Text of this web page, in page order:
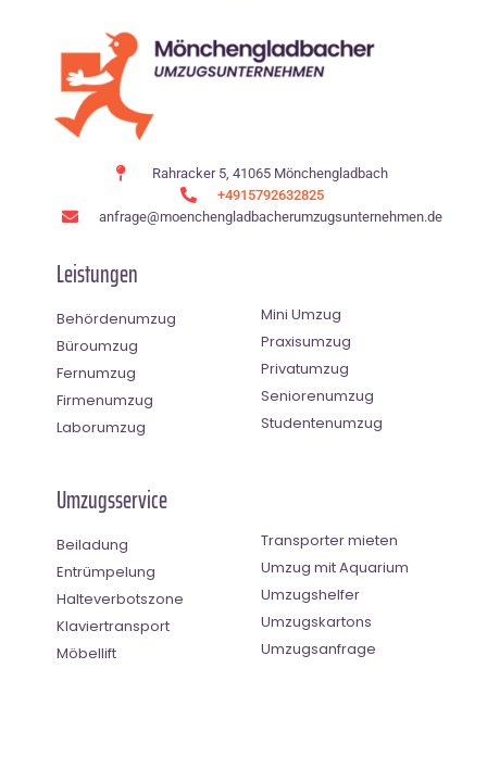
Rahracker 5, 41065 Mönchengladbach
+4915792632825
anfrage@moenchen­gladbacherumzugsunternehmen.de
Leistungen
Behördenumzug
Büroumzug
Fernumzug
Firmenumzug
Laborumzug
Mini Umzug
Praxisumzug
Privatumzug
Seniorenumzug
Studentenumzug
Umzugsservice
Beiladung
Entrümpelung
Halteverbotszone
Klaviertransport
Möbellift
Transporter mieten
Umzug mit Aquarium
Umzugshelfer
Umzugskartons
Umzugsanfrage